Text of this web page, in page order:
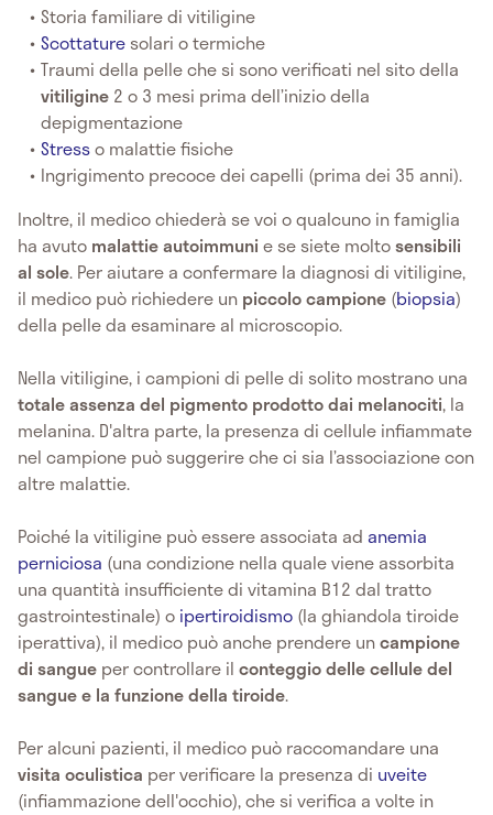
Storia familiare di vitiligine
Scottature solari o termiche
Traumi della pelle che si sono verificati nel sito della
vitiligine 2 o 3 mesi prima dell’inizio della
depigmentazione
Stresso malattie fisiche
Ingrigimento precoce dei capelli (prima dei 35 anni).
Inoltre, il medico chiederà se voi o qualcuno in famiglia
ha avuto malattie autoimmunie se siete moltosensibili
al sole. Per aiutare a confermare la diagnosi di vitiligine,
il medico può richiedere un piccolo campione (biopsia)
della pelle da esaminare al microscopio.
Nella vitiligine, i campioni di pelle di solito mostrano una
totale assenza del pigmento prodotto dai melanociti, la
melanina. D'altra parte, la presenza di cellule infiammate
nel campione può suggerire che ci sia l’associazione con
altre malattie.
Poiché la vitiligine può essere associata ad anemia
perniciosa (una condizione nella quale viene assorbita
una quantità insufficiente di vitamina B12 dal tratto
gastrointestinale) o ipertiroidismo (la ghiandola tiroide
iperattiva), il medico può anche prendere uncampione
di sangue per controllare il conteggio delle cellule del
sangue e la funzione della tiroide.
Per alcuni pazienti, il medico può raccomandare una
visita oculistica per verificare la presenza di uveite
(infiammazione dell'occhio), che si verifica a volte in